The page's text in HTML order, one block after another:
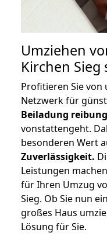
Umziehen
Kirchen Sieg
Profitieren Sie
Netzwerk für
Beiladung
vonstattengeht.
besonderen Wert
Zuverlässigkeit.
Leistungen
für Ihren Umzug
Sieg. Ob Sie nun
großes Haus
Lösung für Sie.